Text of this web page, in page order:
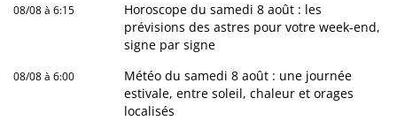
08/08 à 6:15
Horoscope du samedi 8 août : les
prévisions des astres pour votre week-end,
signe par signe
08/08 à 6:00
Météo du samedi 8 août : une journée
estivale, entre soleil, chaleur et orages
localisés